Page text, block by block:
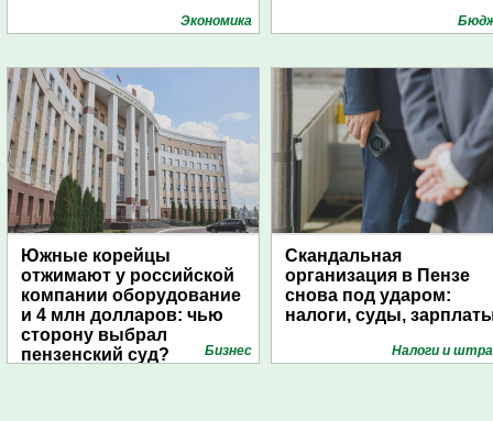
Экономика
Южные корейцы
отжимают у российской
компании оборудование
и 4 млн долларов: чью
сторону выбрал
пензенский суд?
Бизнес
Скандальная
организация в Пензе
снова под ударом:
налоги, суды,
Налоги и